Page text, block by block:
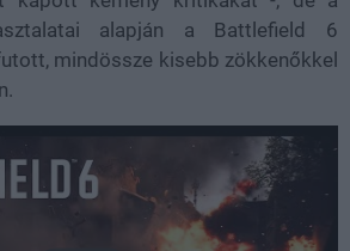
alapján a Battlefield 6
mindössze kisebb zökkenőkkel